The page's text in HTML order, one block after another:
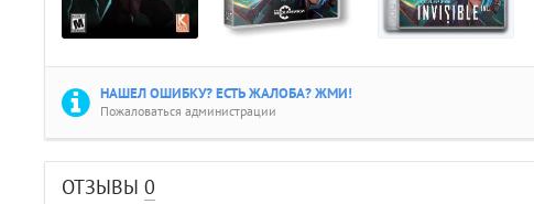
НАШЕЛ ОШИБКУ? ЕСТЬ ЖАЛОБА? ЖМИ!
Пожаловаться администрации
ОТЗЫВЫ 0